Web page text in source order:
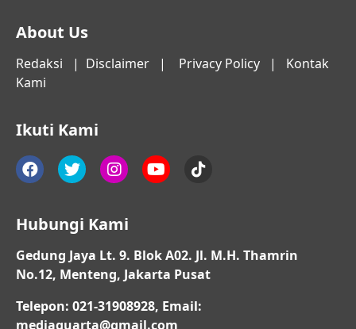
About Us
Redaksi | Disclaimer | Privacy Policy | Kontak
Kami
Ikuti Kami
Hubungi Kami
Gedung Jaya Lt. 9. Blok A02. Jl. M.H. Thamrin
No.12, Menteng, Jakarta Pusat
Telepon: 021-31908928, Email:
mediaquarta@gmail.com